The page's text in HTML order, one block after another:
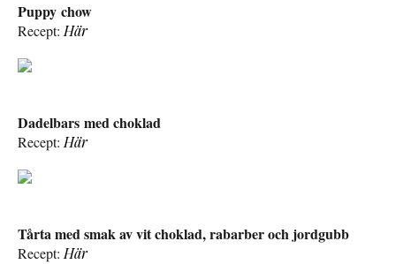
Puppy chow
Recept:Här
Dadelbars med choklad
Recept:Här
Tårta med smak av vit choklad, rabarber och jordgubb
Recept:Här